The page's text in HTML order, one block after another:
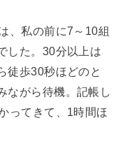
、私の前に7～10組
した。30分以上は
徒歩30秒ほどのと
ながら待機。記帳し
ってきて、1時間ほ